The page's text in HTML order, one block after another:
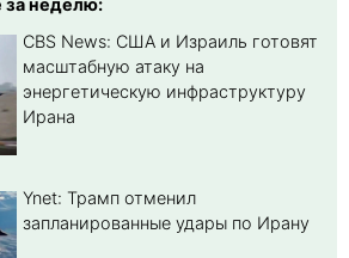
CBS News: США и Израиль готовят
масштабную атаку на
энергетическую инфраструктуру
Ирана
Ynet: Трамп отменил
запланированные удары по Ирану